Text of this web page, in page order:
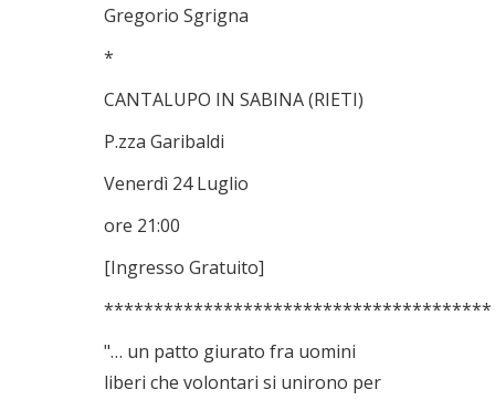
Gregorio Sgrigna
*
CANTALUPO IN SABINA (RIETI)
P.zza Garibaldi
Venerdì 24 Luglio
ore 21:00
[Ingresso Gratuito]
***************************************
"… un patto giurato fra uomini
liberi che volontari si unirono per